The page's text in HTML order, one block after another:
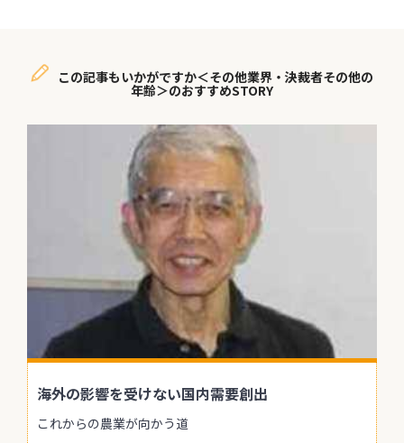
この記事もいかがですか＜その他業界・決裁者その他の
年齢＞のおすすめSTORY
海外の影響を受けない国内需要創出
これからの農業が向かう道